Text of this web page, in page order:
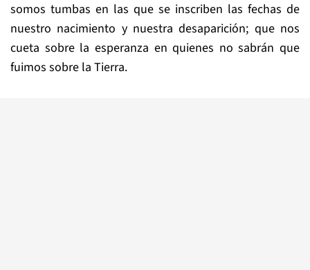
somos tumbas en las que se inscriben las fechas de
nuestro nacimiento y nuestra desaparición; que nos
cueta sobre la esperanza en quienes no sabrán que
fuimos sobre la Tierra.